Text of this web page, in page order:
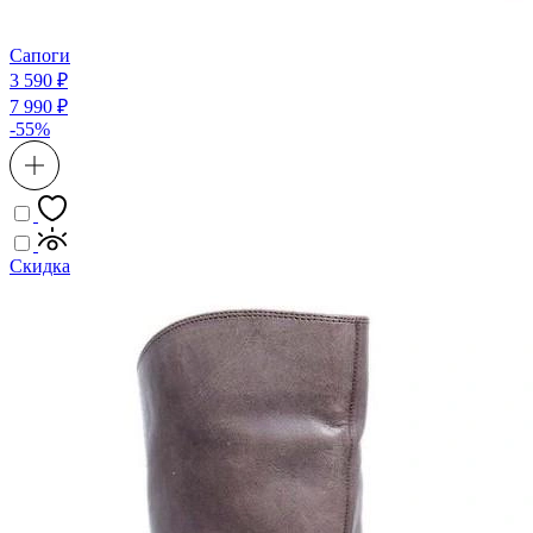
Сапоги
3 590 ₽
7 990 ₽
-55%
Скидка